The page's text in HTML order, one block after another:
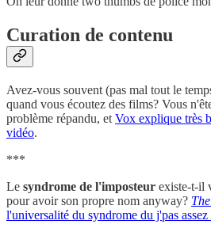
Curation de contenu
Avez-vous souvent (pas mal tout le
quand vous écoutez des films? Vous
problème répandu, et Vox explique très
vidéo.
***
Le syndrome de l'imposteur existe-t-il
pour avoir son propre nom anyway?
l'universalité du syndrome du j'pas assez